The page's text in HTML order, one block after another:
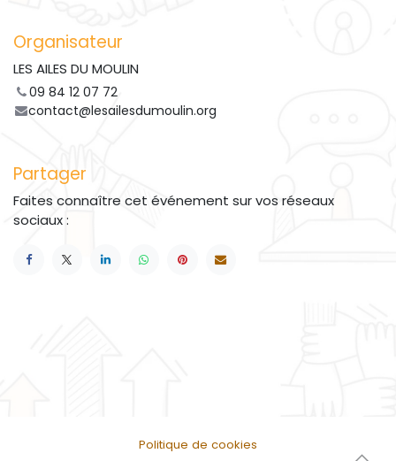
Organisateur
LES AILES DU MOULIN
09 84 12 07 72
contact@lesailesdumoulin.org
Partager
Faites connaître cet événement sur vos réseaux
sociaux :
Politique de cookies